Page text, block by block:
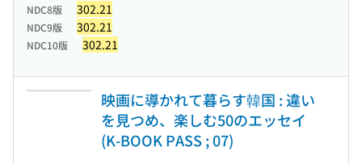
NDC8版 302.21
NDC9版 302.21
NDC10版 302.21
映画に導かれて暮らす韓国 : 違い
を見つめ、楽しむ50のエッセイ
(K-BOOK PASS ; 07)